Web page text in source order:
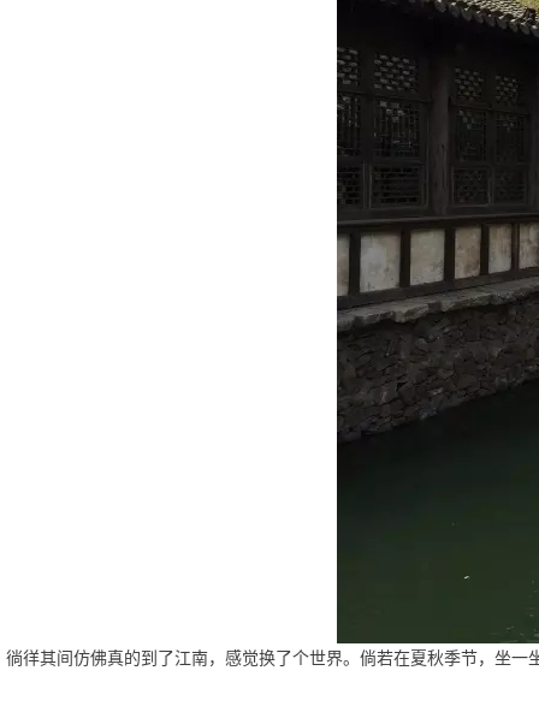
徜徉其间仿佛真的到了江南，感觉换了个世界。倘若在夏秋季节，坐